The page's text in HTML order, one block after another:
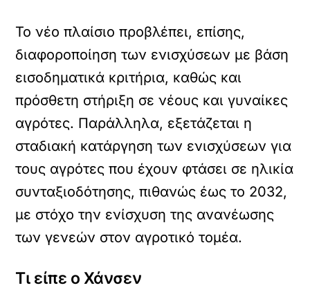
Το νέο πλαίσιο προβλέπει, επίσης,
διαφοροποίηση των ενισχύσεων με βάση
εισοδηματικά κριτήρια, καθώς και
πρόσθετη στήριξη σε νέους και γυναίκες
αγρότες. Παράλληλα, εξετάζεται η
σταδιακή κατάργηση των ενισχύσεων για
τους αγρότες που έχουν φτάσει σε ηλικία
συνταξιοδότησης, πιθανώς έως το 2032,
με στόχο την ενίσχυση της ανανέωσης
των γενεών στον αγροτικό τομέα.
Τι είπε ο Χάνσεν